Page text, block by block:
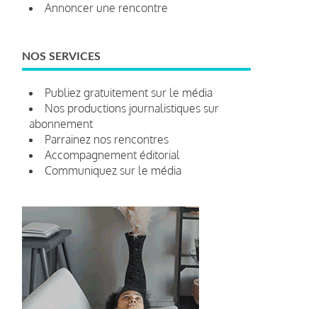
Annoncer une rencontre
NOS SERVICES
Publiez gratuitement sur le média
Nos productions journalistiques sur
abonnement
Parrainez nos rencontres
Accompagnement éditorial
Communiquez sur le média